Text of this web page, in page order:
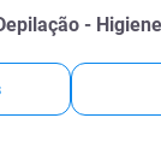
- Higiene